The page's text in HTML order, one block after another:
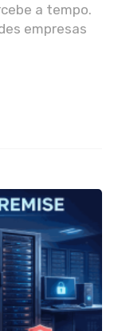
a tempo.
empresas